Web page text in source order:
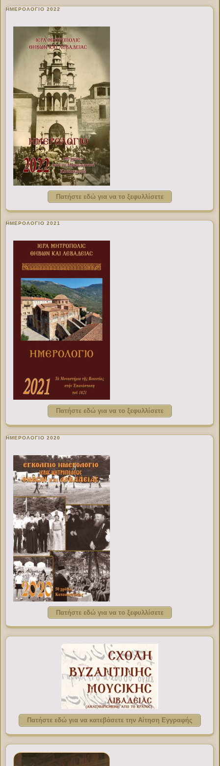
ΗΜΕΡΟΛΟΓΙΟ 2022
Πατήστε εδώ για να το ξεφυλλίσετε
ΗΜΕΡΟΛΟΓΙΟ 2021
Πατήστε εδώ για να το ξεφυλλίσετε
ΗΜΕΡΟΛΟΓΙΟ 2020
Πατήστε εδώ για να το ξεφυλλίσετε
Πατήστε εδώ για να κατεβάσετε την Αίτηση Εγγραφής